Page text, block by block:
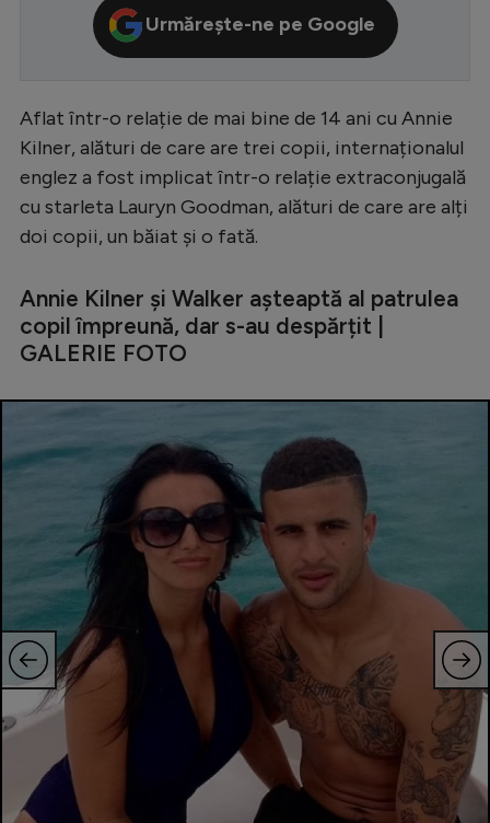
Premier League
Serie A
Bundesliga
Ligue 1
Campionate
EURO 2024
Stranieri
Tenis
Handbal
Natație
Formula 1
Gimnastică
Ciclism
Urmărește-ne pe Google
Aflat într-o relație de mai bine de 14 ani cu Annie
Kilner, alături de care are trei copii, internaționalul
englez a fost implicat într-o relație extraconjugală
cu starleta Lauryn Goodman, alături de care are alți
doi copii, un băiat și o fată.
Annie Kilner și Walker așteaptă al patrulea
copil împreună, dar s-au despărțit |
GALERIE FOTO